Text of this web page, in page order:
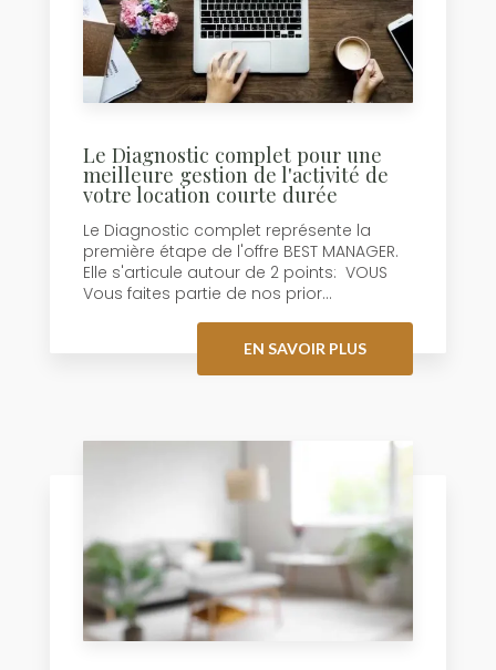
Le Diagnostic complet pour une
meilleure gestion de l'activité de
votre location courte durée
Le Diagnostic complet représente la
première étape de l'offre BEST MANAGER.
Elle s'articule autour de 2 points: VOUS
Vous faites partie de nos prior...
EN SAVOIR PLUS